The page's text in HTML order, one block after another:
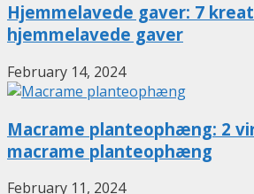
Hjemmelavede gaver: 7
hjemmelavede gaver
February 14, 2024
Macrame planteophæng: 2
macrame planteophæng
February 11, 2024